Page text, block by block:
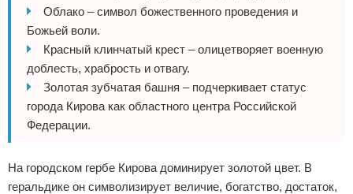
Облако – символ божественного проведения и
Божьей воли.
Красный клинчатый крест – олицетворяет военную
доблесть, храбрость и отвагу.
Золотая зубчатая башня – подчеркивает статус
города Кирова как областного центра Российской
Федерации.
На городском гербе Кирова доминирует золотой цвет. В
геральдике он символизирует величие, богатство, достаток,